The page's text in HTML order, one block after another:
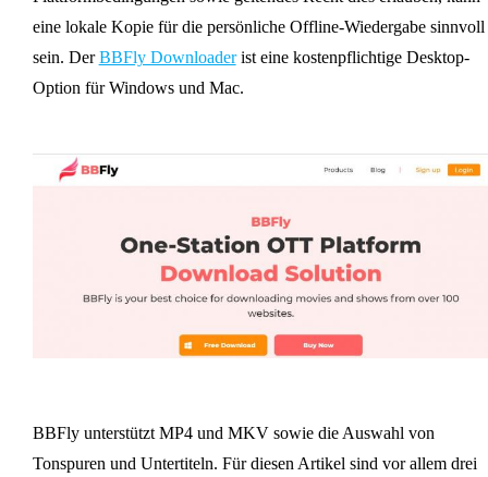
eine lokale Kopie für die persönliche Offline-Wiedergabe sinnvoll
sein. DerBBFly Downloaderist eine kostenpflichtige Desktop-
Option für Windows und Mac.
BBFly unterstützt MP4 und MKV sowie die Auswahl von
Tonspuren und Untertiteln. Für diesen Artikel sind vor allem drei